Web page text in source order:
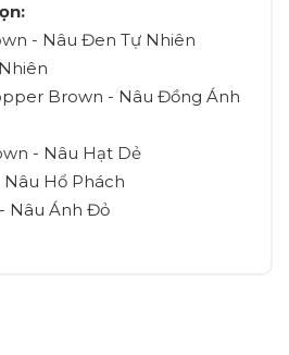
- Nâu Đen Tự Nhiên
Brown - Nâu Đồng Ánh
- Nâu Hạt Dẻ
Hổ Phách
Nâu Ánh Đỏ